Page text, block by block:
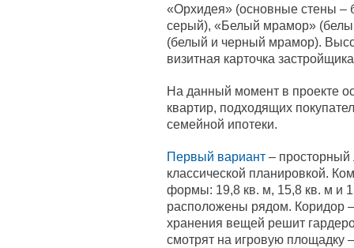
«Орхидея» (основные стены –
серый), «Белый мрамор»
(белый и черный мрамор).
визитная карточка
На данный момент в проекте
квартир, подходящих
семейной ипотеки.
Первый вариант –
классической планировкой.
формы: 19,8 кв. м, 15,8 кв. м и
расположены рядом. Коридор
хранения вещей решит
смотрят на игровую площадку